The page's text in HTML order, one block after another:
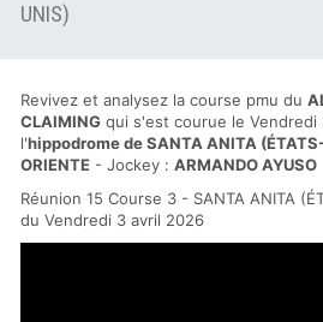
UNIS)
Revivez et analysez la course pmu du
CLAIMING qui s'est courue le Vendredi
l'hippodrome de SANTA ANITA
ORIENTE - Jockey : ARMANDO AYUSO
Réunion 15 Course 3 - SANTA ANITA
du Vendredi 3 avril 2026